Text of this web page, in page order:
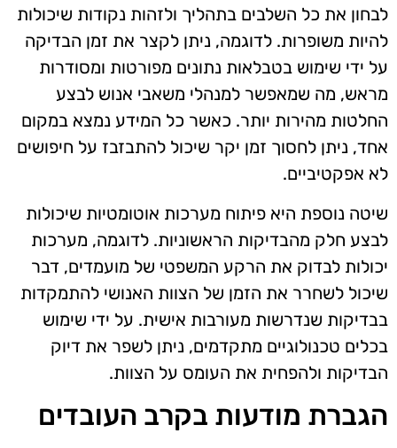
לבחון את כל השלבים בתהליך ולזהות נקודות שיכולות
להיות משופרות. לדוגמה, ניתן לקצר את זמן הבדיקה
על ידי שימוש בטבלאות נתונים מפורטות ומסודרות
מראש, מה שמאפשר למנהלי משאבי אנוש לבצע
החלטות מהירות יותר. כאשר כל המידע נמצא במקום
אחד, ניתן לחסוך זמן יקר שיכול להתבזבז על חיפושים
לא אפקטיביים.
שיטה נוספת היא פיתוח מערכות אוטומטיות שיכולות
לבצע חלק מהבדיקות הראשוניות. לדוגמה, מערכות
יכולות לבדוק את הרקע המשפטי של מועמדים, דבר
שיכול לשחרר את הזמן של הצוות האנושי להתמקדות
בבדיקות שנדרשות מעורבות אישית. על ידי שימוש
בכלים טכנולוגיים מתקדמים, ניתן לשפר את דיוק
הבדיקות ולהפחית את העומס על הצוות.
הגברת מודעות בקרב העובדים